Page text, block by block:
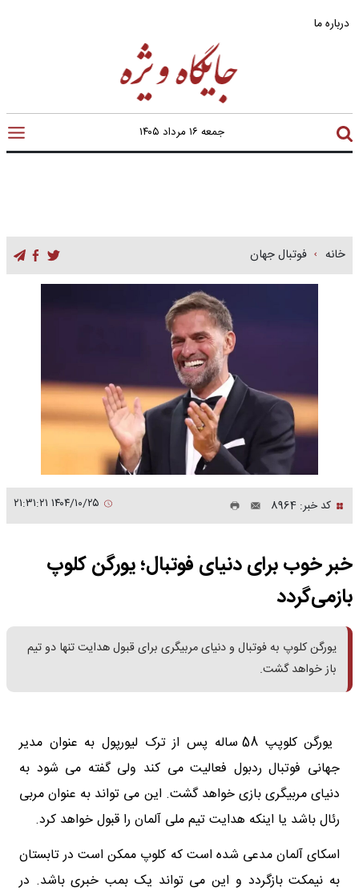
درباره ما
جمعه ۱۶ مرداد ۱۴۰۵
خانه فوتبال جهان
کد خبر: 8964
خبر خوب برای دنیای فوتبال؛ یورگن کلوپ
بازمی‌گردد
یورگن کلوپ به فوتبال و دنیای مربیگری برای قبول هدایت تنها دو تیم
باز خواهد گشت.
یورگن کلوپپ 58 ساله پس از ترک لیورپول به عنوان مدیر
جهانی فوتبال ردبول فعالیت می کند ولی گفته می شود به
دنیای مربیگری بازی خواهد گشت. این می تواند به عنوان مربی
رئال باشد یا اینکه هدایت تیم ملی آلمان را قبول خواهد کرد.
اسکای آلمان مدعی شده است که کلوپ ممکن است در تابستان
به نیمکت بازگردد و این می تواند یک بمب خبری باشد. در